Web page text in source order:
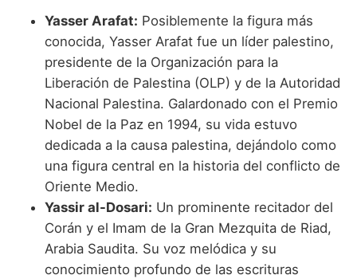
Yasser Arafat: Posiblemente la figura más
conocida, Yasser Arafat fue un líder palestino,
presidente de la Organización para la
Liberación de Palestina (OLP) y de la Autoridad
Nacional Palestina. Galardonado con el Premio
Nobel de la Paz en 1994, su vida estuvo
dedicada a la causa palestina, dejándolo como
una figura central en la historia del conflicto de
Oriente Medio.
Yassir al-Dosari: Un prominente recitador del
Corán y el Imam de la Gran Mezquita de Riad,
Arabia Saudita. Su voz melódica y su
conocimiento profundo de las escrituras